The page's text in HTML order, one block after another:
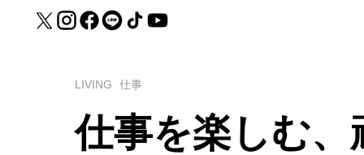
LIVING 仕事
仕事を楽しむ